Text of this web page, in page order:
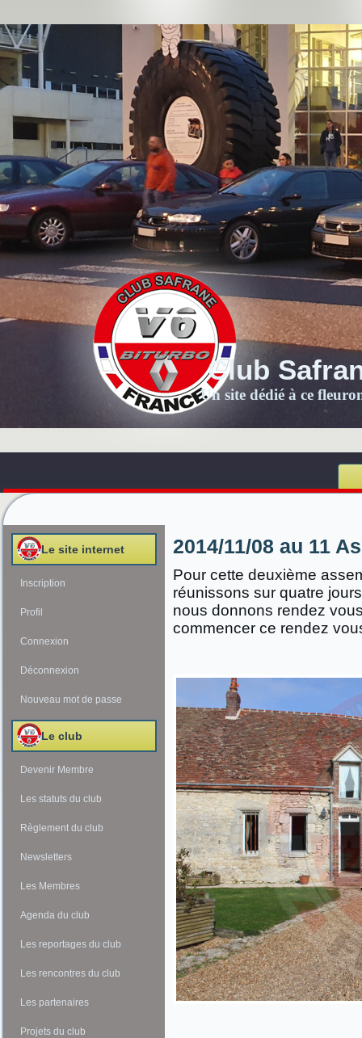
Club
Un site dédié à ce
Le site internet
Inscription
Profil
Connexion
Déconnexion
Nouveau mot de passe
Le club
Devenir Membre
Les statuts du club
Règlement du club
Newsletters
Les Membres
Agenda du club
Les reportages du club
Les rencontres du club
Les partenaires
Projets du club
2014/11/08 au 11
Pour cette deuxième
réunissons sur quatre
nous donnons rendez
commencer ce rendez